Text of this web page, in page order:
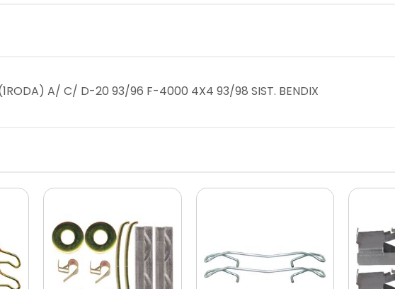
A/ C/ D-20 93/96 F-4000 4X4 93/98 SIST. BENDIX